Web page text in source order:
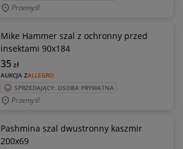
Przemyśl
Mike Hammer szal z ochronny przed
insektami 90x184
AUKCJA ZALLEGRO
35zł
SPRZEDAJĄCY: OSOBA PRYWATNA
Przemyśl
Pashmina szal dwustronny kaszmir
200x69